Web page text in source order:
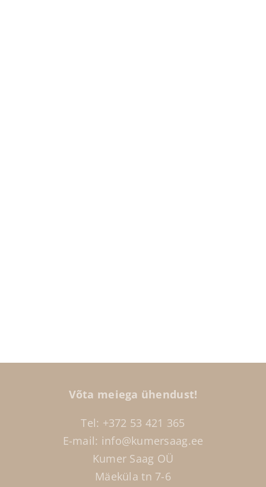
Võta meiega ühendust!
Tel: +372 53 421 365
E-mail: info@kumersaag.ee
Kumer Saag OÜ
Mäeküla tn 7-6